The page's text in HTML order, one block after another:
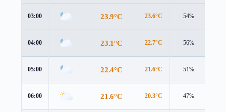
03:00 23.9°C 23.6°C 54%
04:00 23.1°C 22.7°C 56%
05:00 22.4°C 21.6°C 51%
06:00 21.6°C 20.3°C 47%